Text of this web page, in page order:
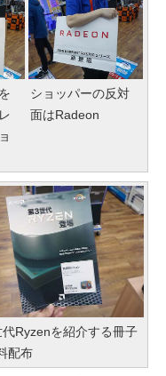
ショッパーの反対
面はRadeon
Ryzenを紹介する冊子
配布